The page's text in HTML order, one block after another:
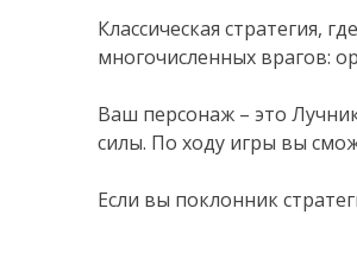
Классическая стратегия,
многочисленных врагов:
Ваш персонаж – это
силы. По ходу игры вы
Если вы поклонник